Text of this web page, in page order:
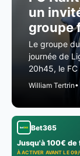
un
groupe
Le groupe
journée de
20h45, le
William Tertrin
Bet365
Jusqu'à 100€
À ACTIVER AVANT LE